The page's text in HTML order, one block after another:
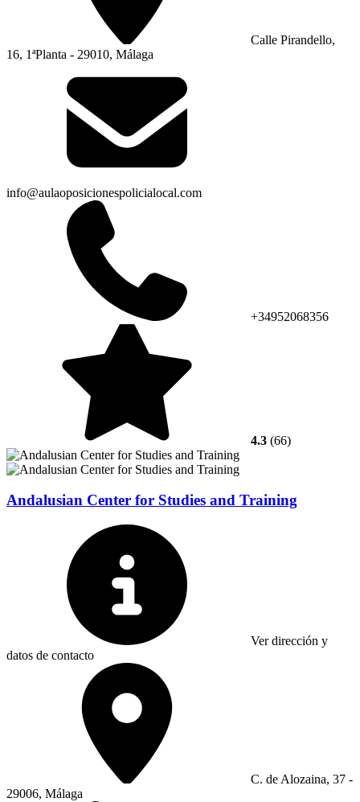
Calle Pirandello,
16, 1ªPlanta - 29010, Málaga
info@aulaoposicionespolicialocal.com
+34952068356
4.3 (66)
Andalusian Center for Studies and Training
Ver dirección y
datos de contacto
C. de Alozaina, 37 -
29006, Málaga